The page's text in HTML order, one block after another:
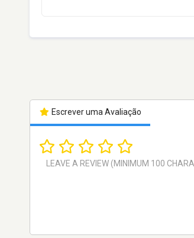
Escrever uma Avaliação